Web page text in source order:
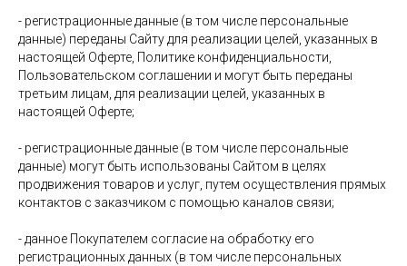
- регистрационные данные (в том числе персональные
данные) переданы Сайту для реализации целей, указанных в
настоящей Оферте, Политике конфиденциальности,
Пользовательском соглашении и могут быть переданы
третьим лицам, для реализации целей, указанных в
настоящей Оферте;
- регистрационные данные (в том числе персональные
данные) могут быть использованы Сайтом в целях
продвижения товаров и услуг, путем осуществления прямых
контактов с заказчиком с помощью каналов связи;
- данное Покупателем согласие на обработку его
регистрационных данных (в том числе персональных